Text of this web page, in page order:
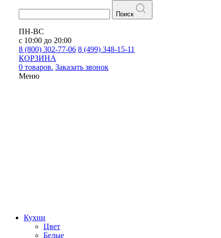
Поиск
ПН-ВС
с 10:00 до 20:00
8 (800) 302-77-06 8 (499) 348-15-11
КОРЗИНА
0 товаров. Заказать звонок
Меню
Кухни
Цвет
Белые